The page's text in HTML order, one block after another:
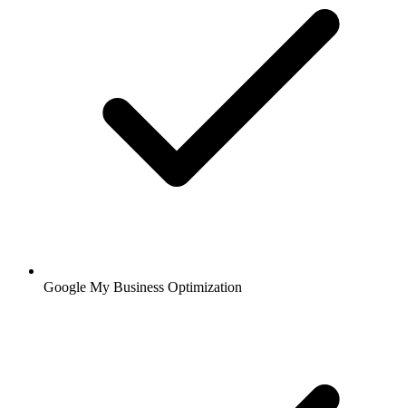
Google My Business Optimization